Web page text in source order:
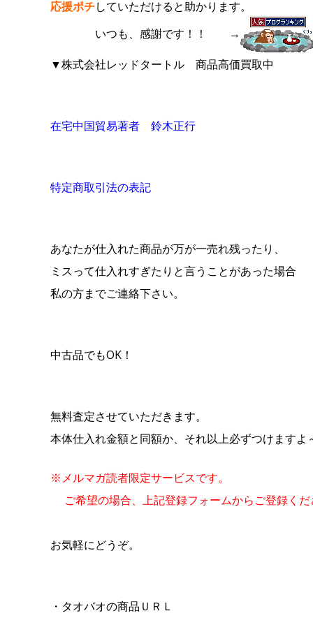
応援ポチしていただけると助かります。
いつも、感謝です！！ →
▼株式会社レッドタートル 商品高価買取中
在宅中国貿易著者 鈴木正行
特定商取引法の表記
あなたが仕入れた商品が万が一売れ残ったり、
ミスって仕入れすぎたりと言うことがあった場合
私の方までご連絡下さい。
中古品でもOK！
無料査定させていただきます。
本体仕入れ金額と同額か、それ以上必ずつけますよ
※メルマガ読者限定サービスです。
ご希望の場合、上記登録フォームからご登録くだ
お気軽にどうぞ。
・タオバオの商品ＵＲＬ